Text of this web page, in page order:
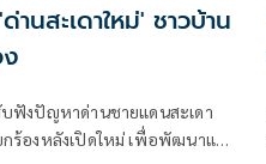
นสะเดาใหม่' ชาวบ้าน
ฟังปัญหาด่านชายแดนสะเดา
ร้องหลังเปิดใหม่ เพื่อพัฒนาและ